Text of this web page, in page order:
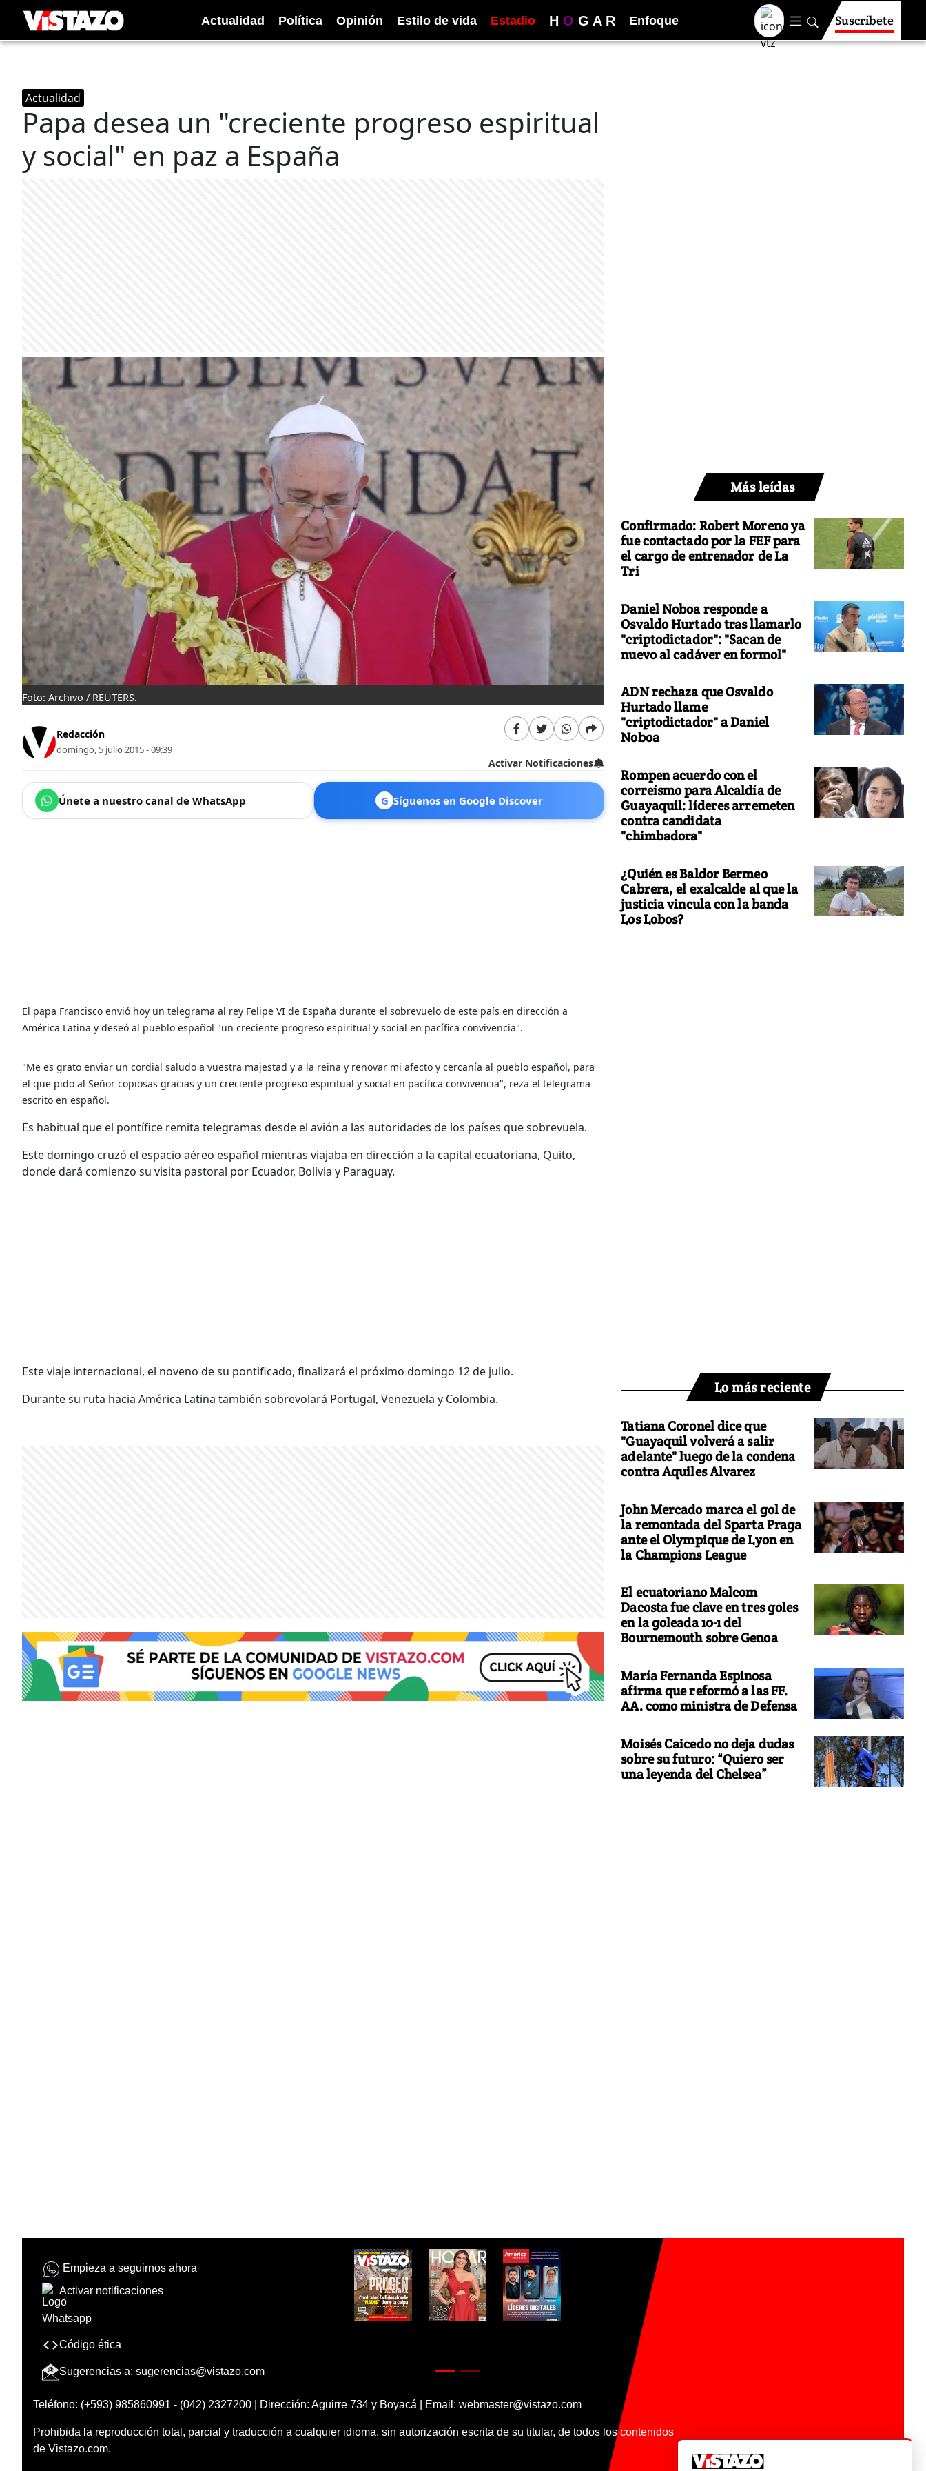
Actualidad Política Opinión Estilo de vida Estadio H O G A R Enfoque Suscríbete
Actualidad
Papa desea un "creciente progreso espiritual
y social" en paz a España
Foto: Archivo / REUTERS.
Redacción
domingo, 5 julio 2015 - 09:39
Activar Notificaciones
Únete a nuestro canal de WhatsApp G Síguenos en Google Discover
El papa Francisco envió hoy un telegrama al rey Felipe VI de España durante el sobrevuelo de este país en dirección a
América Latina y deseó al pueblo español "un creciente progreso espiritual y social en pacífica convivencia".
"Me es grato enviar un cordial saludo a vuestra majestad y a la reina y renovar mi afecto y cercanía al pueblo español, para
el que pido al Señor copiosas gracias y un creciente progreso espiritual y social en pacífica convivencia", reza el telegrama
escrito en español.
Es habitual que el pontífice remita telegramas desde el avión a las autoridades de los países que sobrevuela.
Este domingo cruzó el espacio aéreo español mientras viajaba en dirección a la capital ecuatoriana, Quito,
donde dará comienzo su visita pastoral por Ecuador, Bolivia y Paraguay.
Este viaje internacional, el noveno de su pontificado, finalizará el próximo domingo 12 de julio.
Durante su ruta hacia América Latina también sobrevolará Portugal, Venezuela y Colombia.
Más leídas
Confirmado: Robert Moreno ya
fue contactado por la FEF para
el cargo de entrenador de La
Tri
Daniel Noboa responde a
Osvaldo Hurtado tras llamarlo
"criptodictador": "Sacan de
nuevo al cadáver en formol"
ADN rechaza que Osvaldo
Hurtado llame
"criptodictador" a Daniel
Noboa
Rompen acuerdo con el
correísmo para Alcaldía de
Guayaquil: líderes arremeten
contra candidata
"chimbadora"
¿Quién es Baldor Bermeo
Cabrera, el exalcalde al que la
justicia vincula con la banda
Los Lobos?
Lo más reciente
Tatiana Coronel dice que
"Guayaquil volverá a salir
adelante" luego de la condena
contra Aquiles Alvarez
John Mercado marca el gol de
la remontada del Sparta Praga
ante el Olympique de Lyon en
la Champions League
El ecuatoriano Malcom
Dacosta fue clave en tres goles
en la goleada 10-1 del
Bournemouth sobre Genoa
María Fernanda Espinosa
afirma que reformó a las FF.
AA. como ministra de Defensa
Moisés Caicedo no deja dudas
sobre su futuro: “Quiero ser
una leyenda del Chelsea”
Empieza a seguirnos ahora
Activar notificaciones
Código ética
Sugerencias a: sugerencias@vistazo.com
Teléfono: (+593) 985860991 - (042) 2327200 | Dirección: Aguirre 734 y Boyacá | Email: webmaster@vistazo.com
Prohibida la reproducción total, parcial y traducción a cualquier idioma, sin autorización escrita de su titular, de todos los contenidos
de Vistazo.com.